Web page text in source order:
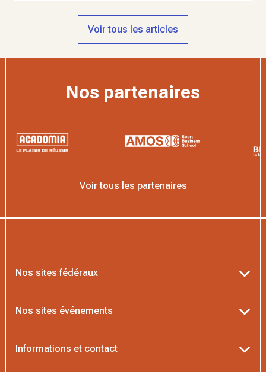
Voir tous les articles
Nos partenaires
Voir tous les partenaires
Nos sites fédéraux
Nos sites événements
Informations et contact